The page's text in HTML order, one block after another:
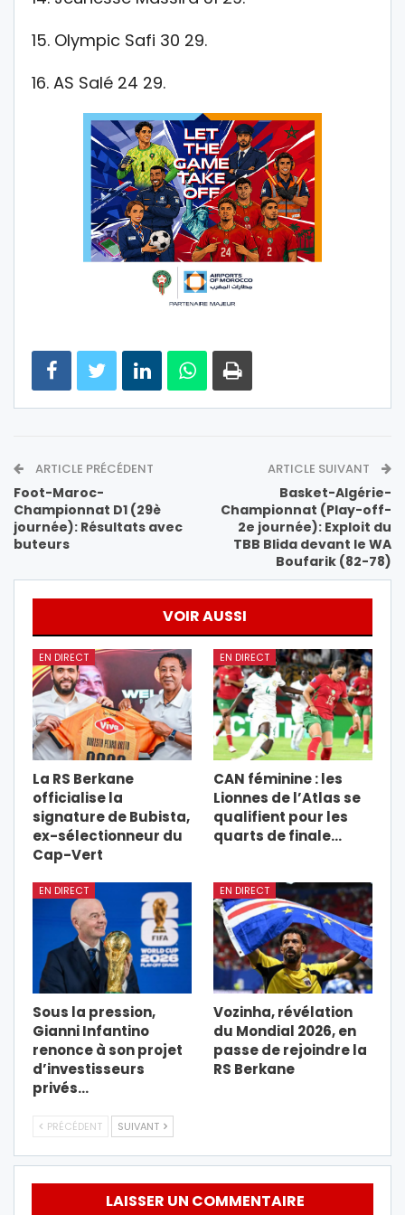
15. Olympic Safi 30 29.
16. AS Salé 24 29.
ARTICLE PRÉCÉDENT
Foot-Maroc-
Championnat D1 (29è
journée): Résultats avec
buteurs
ARTICLE SUIVANT
Basket-Algérie-
Championnat (Play-off-
2e journée): Exploit du
TBB Blida devant le WA
Boufarik (82-78)
VOIR AUSSI
EN DIRECT
La RS Berkane
officialise la
signature de Bubista,
ex-sélectionneur du
Cap-Vert
EN DIRECT
CAN féminine : les
Lionnes de l’Atlas se
qualifient pour les
quarts de finale…
EN DIRECT
Sous la pression,
Gianni Infantino
renonce à son projet
d’investisseurs
privés…
EN DIRECT
Vozinha, révélation
du Mondial 2026, en
passe de rejoindre la
RS Berkane
PRÉCÉDENT SUIVANT
LAISSER UN COMMENTAIRE